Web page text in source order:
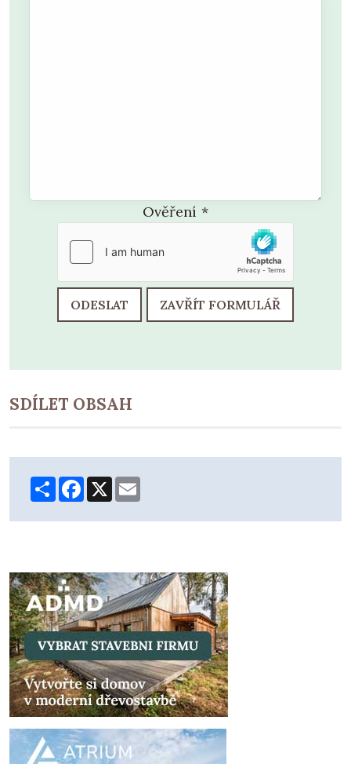
Ověření *
ODESLAT ZAVŘÍT FORMULÁŘ
SDÍLET OBSAH
ShareFacebook
X